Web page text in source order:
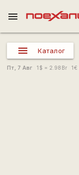
menu
Каталог
Пт, 7 Авг 1 $ = 2.98 Br 1€